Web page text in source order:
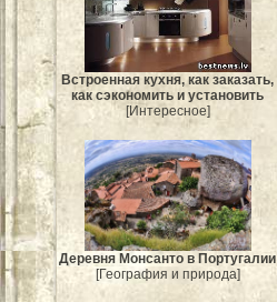
Встроенная кухня, как заказать,
как сэкономить и установить
[Интересное]
Деревня Монсанто в Португалии
[География и природа]